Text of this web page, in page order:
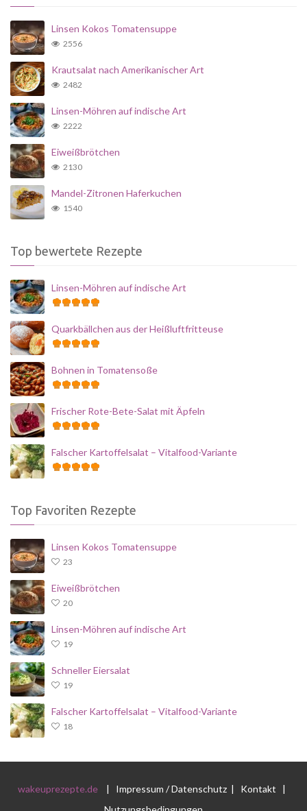
Linsen Kokos Tomatensuppe
2556
Krautsalat nach Amerikanischer Art
2482
Linsen-Möhren auf indische Art
2222
Eiweißbrötchen
2130
Mandel-Zitronen Haferkuchen
1540
Top bewertete Rezepte
Linsen-Möhren auf indische Art
Quarkbällchen aus der Heißluftfritteuse
Bohnen in Tomatensoße
Frischer Rote-Bete-Salat mit Äpfeln
Falscher Kartoffelsalat – Vitalfood-Variante
Top Favoriten Rezepte
Linsen Kokos Tomatensuppe
23
Eiweißbrötchen
20
Linsen-Möhren auf indische Art
19
Schneller Eiersalat
19
Falscher Kartoffelsalat – Vitalfood-Variante
18
wakeuprezepte.de| Impressum / Datenschutz| Kontakt
|